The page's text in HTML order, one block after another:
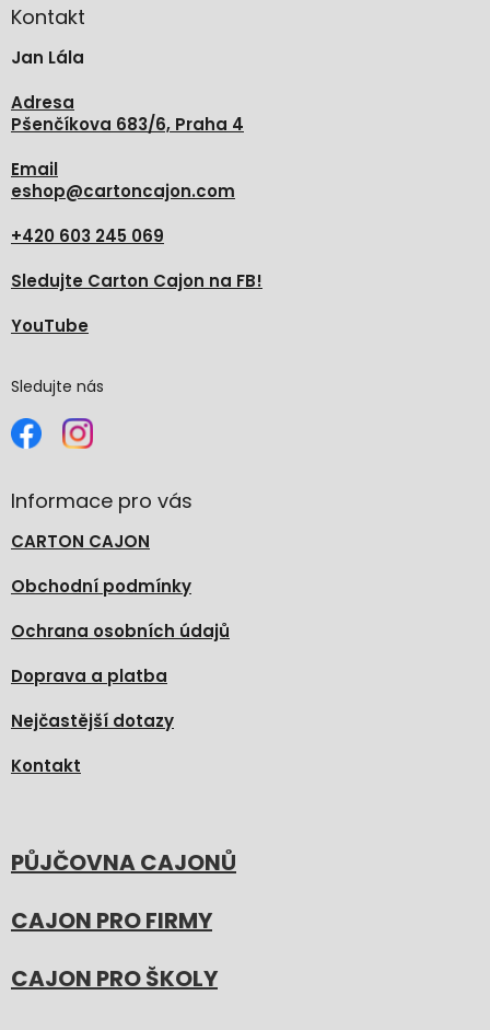
aKontakt
Jan Lála
Adresa
Pšenčíkova 683/6, Praha 4
Email
eshop@cartoncajon.com
+420 603 245 069
Sledujte Carton Cajon na FB!
YouTube
Sledujte nás
Informace pro vás
CARTON CAJON
Obchodní podmínky
Ochrana osobních údajů
Doprava a platba
Nejčastější dotazy
Kontakt
PŮJČOVNA CAJONŮ
CAJON PRO FIRMY
CAJON PRO ŠKOLY